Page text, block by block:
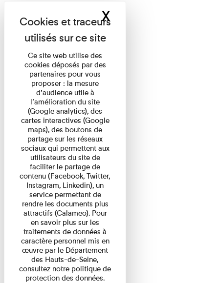
Ce site web utilise des
cookies déposés par des
partenaires pour vous
proposer : la mesure
d’audience utile à
l’amélioration du site
(Google analytics), des
cartes interactives (Google
maps), des boutons de
partage sur les réseaux
sociaux qui permettent aux
utilisateurs du site de
faciliter le partage de
contenu (Facebook, Twitter,
Instagram, Linkedin), un
service permettant de
rendre les documents plus
attractifs (Calameo). Pour
en savoir plus sur les
traitements de données à
caractère personnel mis en
œuvre par le Département
des Hauts-de-Seine,
consultez notre politique de
protection des données.
XMasquer le